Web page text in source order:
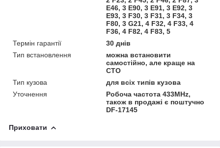
E46, 3 E90, 3 E91, 3 E92, 3
E93, 3 F30, 3 F31, 3 F34, 3
F80, 3 G21, 4 F32, 4 F33, 4
F36, 4 F82, 4 F83, 5
Термін гарантії
30 днів
Тип встановлення
можна встановити
самостійно, але краще на
СТО
Тип кузова
для всіх типів кузова
Уточнення
Робоча частота 433MHz,
також в продажі є поштучно
DF-17145
Приховати